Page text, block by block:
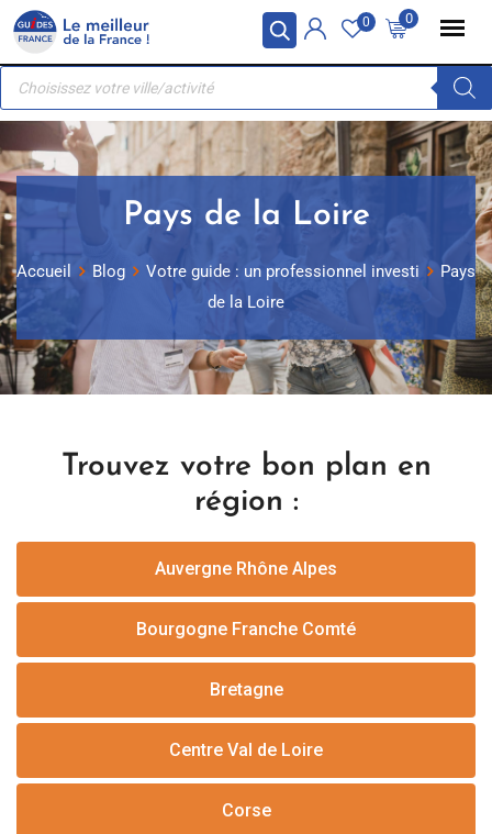
Panneau de gestion des cookies
Skip
content
0
0
Recherche
produits
Pays de la Loire
Accueil Blog Votre guide : un professionnel investi
Pays
de la Loire
Trouvez votre bon plan en
région :
Auvergne Rhône Alpes
Bourgogne Franche Comté
Bretagne
Centre Val de Loire
Corse